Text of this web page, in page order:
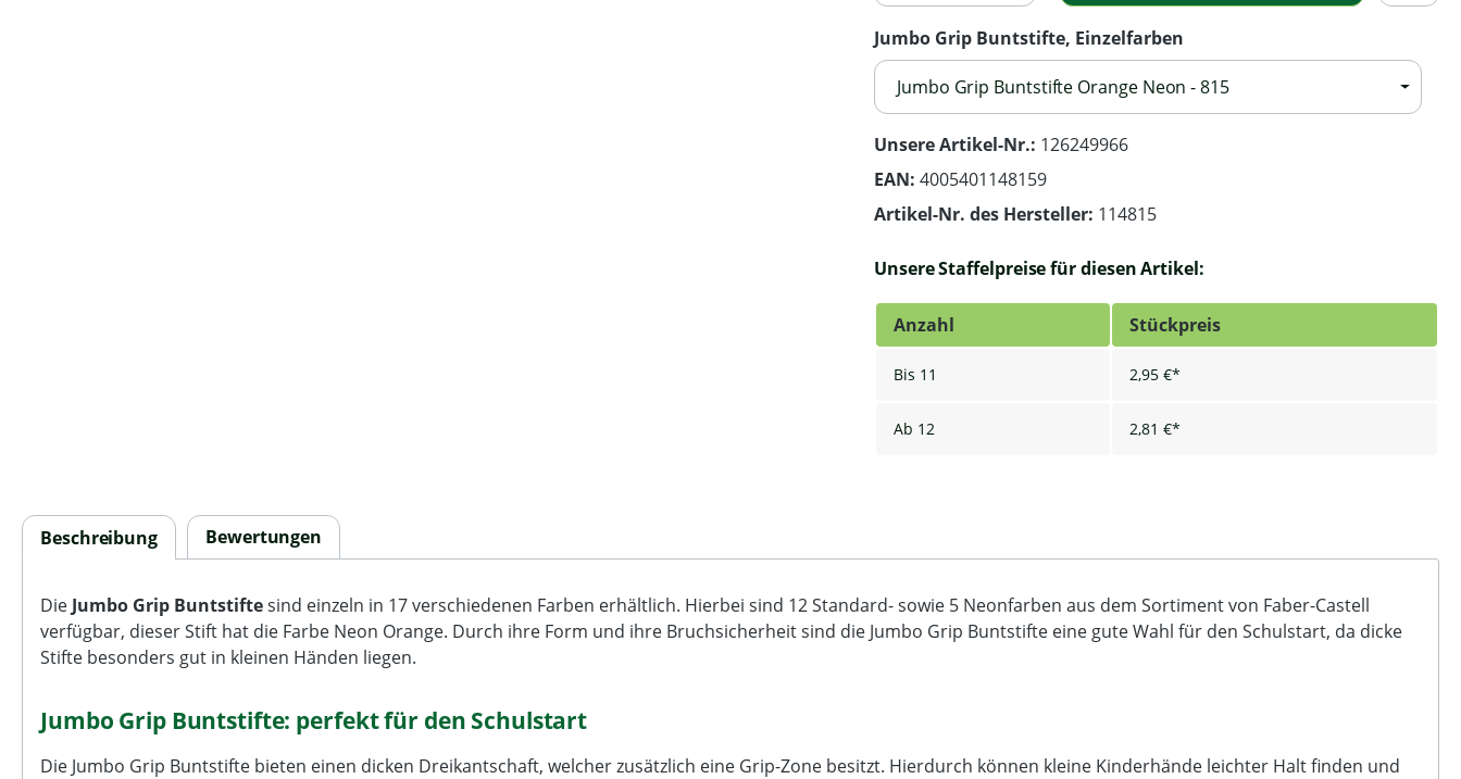
Jumbo Grip Buntstifte, Einzelfarben
Jumbo Grip Buntstifte Orange Neon - 815
Unsere Artikel-Nr.: 126249966
EAN: 4005401148159
Artikel-Nr. des Hersteller: 114815
Unsere Staffelpreise für diesen Artikel:
Anzahl Stückpreis
Bis 11 2,95 €*
Ab 12 2,81 €*
Beschreibung Bewertungen
Die Jumbo Grip Buntstiftesind einzeln in 17 verschiedenen Farben erhältlich. Hierbei sind 12 Standard- sowie 5 Neonfarben aus dem Sortiment von Faber-Castell
verfügbar, dieser Stift hat die Farbe Neon Orange. Durch ihre Form und ihre Bruchsicherheit sind die Jumbo Grip Buntstifte eine gute Wahl für den Schulstart, da dicke
Stifte besonders gut in kleinen Händen liegen.
Jumbo Grip Buntstifte: perfekt für den Schulstart
Die Jumbo Grip Buntstifte bieten einen dicken Dreikantschaft, welcher zusätzlich eine Grip-Zone besitzt. Hierdurch können kleine Kinderhände leichter Halt finden und